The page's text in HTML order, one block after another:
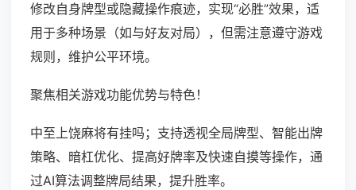
修改自身牌型或隐藏操作痕迹，实现“必胜”效果，适
用于多种场景（如与好友对局），但需注意遵守游戏
规则，维护公平环境。
聚焦相关游戏功能优势与特色！
中至上饶麻将有挂吗；支持透视全局牌型、智能出牌
策略、暗杠优化、提高好牌率及快速自摸等操作，通
过AI算法调整牌局结果，提升胜率。